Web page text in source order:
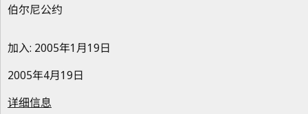
伯尔尼公约
加入: 2005年1月19日
2005年4月19日
详细信息